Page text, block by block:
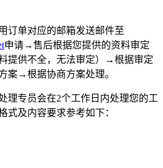
订单对应的邮箱发送邮件至
申请→售后根据您提供的资料审定
提供不全，无法审定）→根据审定
案→根据协商方案处理。
理专员会在2个工作日内处理您的工
式及内容要求参考如下：